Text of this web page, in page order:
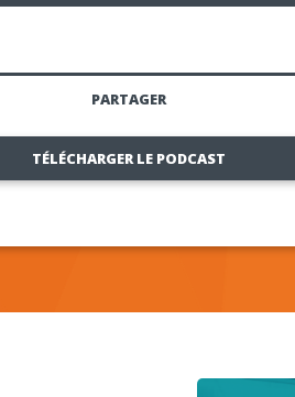
PARTAGER
TÉLÉCHARGER LE PODCAST